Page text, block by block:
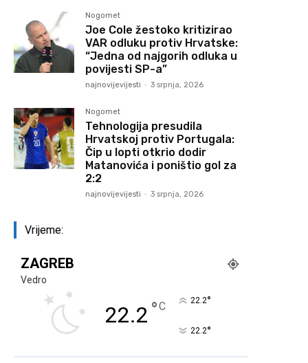
Nogomet
Joe Cole žestoko kritizirao
VAR odluku protiv Hrvatske:
“Jedna od najgorih odluka u
povijesti SP-a”
najnovijevijesti - 3 srpnja, 2026
Nogomet
Tehnologija presudila
Hrvatskoj protiv Portugala:
Čip u lopti otkrio dodir
Matanovića i poništio gol za
2:2
najnovijevijesti - 3 srpnja, 2026
Vrijeme:
ZAGREB
Vedro
22.2 °C 22.2°
22.2°